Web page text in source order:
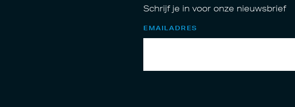
Schrijf je in voor onze nieuwsbrief
EMAILADRES